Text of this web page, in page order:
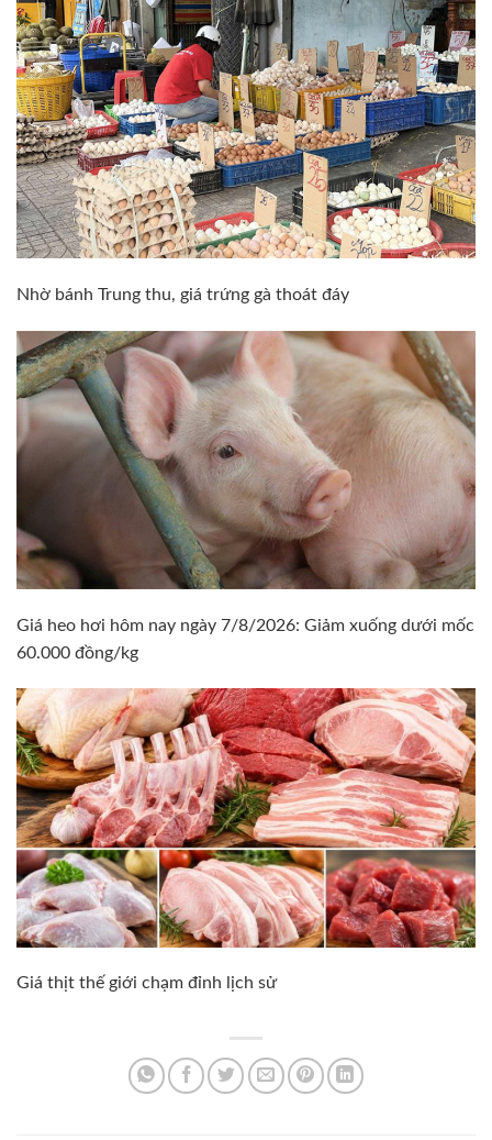
Nhờ bánh Trung thu, giá trứng gà thoát đáy
Giá heo hơi hôm nay ngày 7/8/2026: Giảm xuống dưới mốc
60.000 đồng/kg
Giá thịt thế giới chạm đỉnh lịch sử